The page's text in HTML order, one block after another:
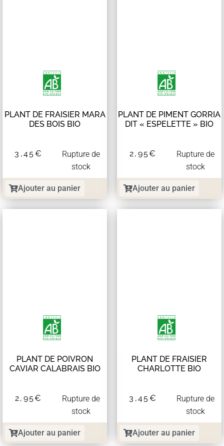
PLANT DE FRAISIER MARA
DES BOIS BIO
3,45€
Rupture de
stock
Ajouter au panier
PLANT DE PIMENT GORRIA
DIT « ESPELETTE » BIO
2,95€
Rupture de
stock
Ajouter au panier
PLANT DE POIVRON
CAVIAR CALABRAIS BIO
2,95€
Rupture de
stock
Ajouter au panier
PLANT DE FRAISIER
CHARLOTTE BIO
3,45€
Rupture de
stock
Ajouter au panier